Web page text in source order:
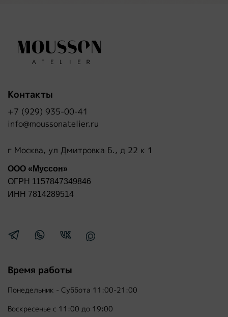
Время работы
Понедельник - Суббота 11:00-21:00
Воскресенье с 11:00 до 19:00
Контакты
+7 (929) 935-00-41
info@moussonatelier.ru
г Москва, ул Дмитровка Б., д 22 к 1
ООО «Муссон»
ОГРН 1157847349846
ИНН 7814289514